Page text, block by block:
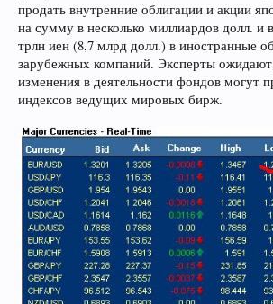
продать внутренние облигации и акции
на сумму в несколько миллиардов долл. и
трлн иен (8,7 млрд долл.) в иностранные
зарубежных компаний. Эксперты
изменения в деятельности фондов могут
индексов ведущих мировых бирж.